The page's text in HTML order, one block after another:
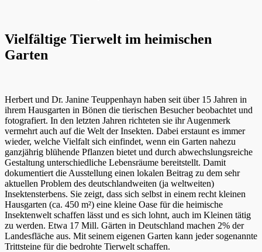
Vielfältige Tierwelt im heimischen
Garten
Herbert und Dr. Janine Teuppenhayn haben seit über 15 Jahren in
ihrem Hausgarten in Bönen die tierischen Besucher beobachtet und
fotografiert. In den letzten Jahren richteten sie ihr Augenmerk
vermehrt auch auf die Welt der Insekten. Dabei erstaunt es immer
wieder, welche Vielfalt sich einfindet, wenn ein Garten nahezu
ganzjährig blühende Pflanzen bietet und durch abwechslungsreiche
Gestaltung unterschiedliche Lebensräume bereitstellt. Damit
dokumentiert die Ausstellung einen lokalen Beitrag zu dem sehr
aktuellen Problem des deutschlandweiten (ja weltweiten)
Insektensterbens. Sie zeigt, dass sich selbst in einem recht kleinen
Hausgarten (ca. 450 m²) eine kleine Oase für die heimische
Insektenwelt schaffen lässt und es sich lohnt, auch im Kleinen tätig
zu werden. Etwa 17 Mill. Gärten in Deutschland machen 2% der
Landesfläche aus. Mit seinem eigenen Garten kann jeder sogenannte
Trittsteine für die bedrohte Tierwelt schaffen.